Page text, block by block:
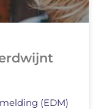
(EDM)